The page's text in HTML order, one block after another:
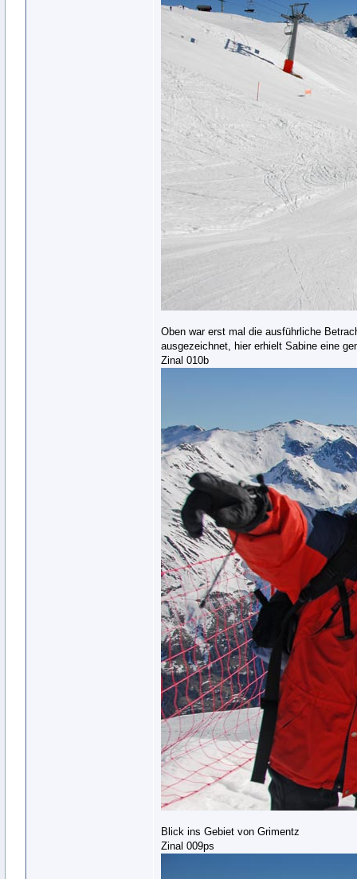
Oben war erst mal die ausführliche
ausgezeichnet, hier erhielt Sabine eine
Zinal 010b
Blick ins Gebiet von Grimentz
Zinal 009ps